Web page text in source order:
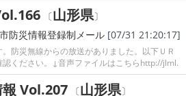
〔山形県〕
防災情報登録制メール [07/31 21:20:17]
防災無線からの放送がありました。以下ＵＲ
認ください。↓音声ファイルはこちらhttp://jlml.
Vol.207 〔山形県〕